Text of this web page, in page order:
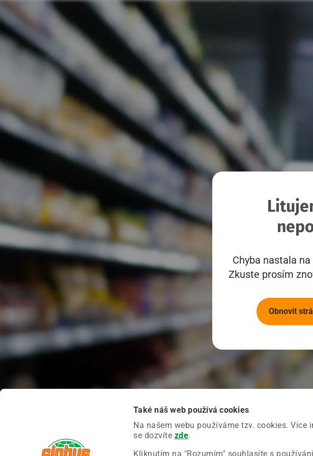
Také náš web používá cookies
Na našem webu používáme tzv. cookies.
se dozvíte zde.
Kliknutím na "Rozumím" souhlasíte s
Chyba nastala
Zkuste prosím
Obnovit